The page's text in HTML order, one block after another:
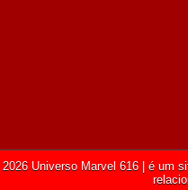
2026 Universo Marvel 616 | é um